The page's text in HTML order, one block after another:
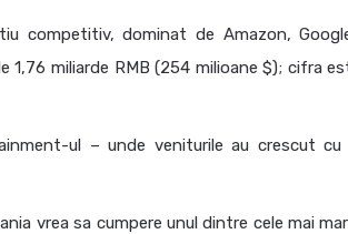
competitiv, dominat de Amazon,
1,76 miliarde RMB (254 milioane $); cifra
ul – unde veniturile au crescut cu
vrea sa cumpere unul dintre cele mai